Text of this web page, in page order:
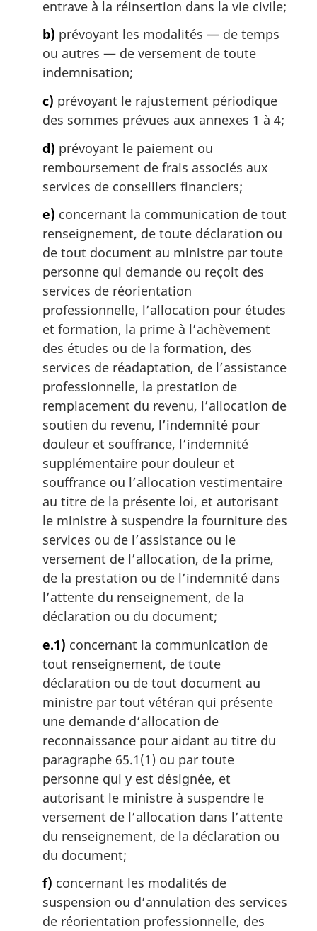
entrave à la réinsertion dans la vie civile;
b) prévoyant les modalités — de temps
ou autres — de versement de toute
indemnisation;
c) prévoyant le rajustement périodique
des sommes prévues aux annexes 1 à 4;
d) prévoyant le paiement ou
remboursement de frais associés aux
services de conseillers financiers;
e) concernant la communication de tout
renseignement, de toute déclaration ou
de tout document au ministre par toute
personne qui demande ou reçoit des
services de réorientation
professionnelle, l’allocation pour études
et formation, la prime à l’achèvement
des études ou de la formation, des
services de réadaptation, de l’assistance
professionnelle, la prestation de
remplacement du revenu, l’allocation de
soutien du revenu, l’indemnité pour
douleur et souffrance, l’indemnité
supplémentaire pour douleur et
souffrance ou l’allocation vestimentaire
au titre de la présente loi, et autorisant
le ministre à suspendre la fourniture des
services ou de l’assistance ou le
versement de l’allocation, de la prime,
de la prestation ou de l’indemnité dans
l’attente du renseignement, de la
déclaration ou du document;
e.1) concernant la communication de
tout renseignement, de toute
déclaration ou de tout document au
ministre par tout vétéran qui présente
une demande d’allocation de
reconnaissance pour aidant au titre du
paragraphe 65.1(1) ou par toute
personne qui y est désignée, et
autorisant le ministre à suspendre le
versement de l’allocation dans l’attente
du renseignement, de la déclaration ou
du document;
f) concernant les modalités de
suspension ou d’annulation des services
de réorientation professionnelle, des